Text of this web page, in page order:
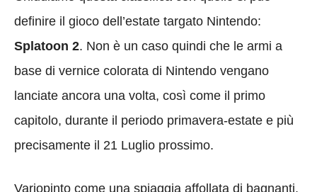
definire il gioco dell’estate targato Nintendo:
Splatoon 2. Non è un caso quindi che le armi a
base di vernice colorata di Nintendo vengano
lanciate ancora una volta, così come il primo
capitolo, durante il periodo primavera-estate e più
precisamente il 21 Luglio prossimo.
Variopinto come una spiaggia affollata di bagnanti,